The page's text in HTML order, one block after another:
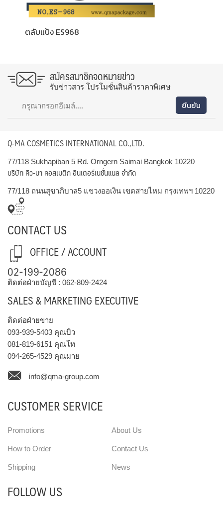
ตลับแป้ง ES968
สมัครสมาชิกจดหมายข่าว
รับข่าวสาร โปรโมชั่นสินค้าราคาพิเศษ
Q-MA COSMETICS INTERNATIONAL CO.,LTD.
77/118 Sukhapiban 5 Rd. Orngern Saimai Bangkok 10220
บริษัท คิว-มา คอสเมติก อินเตอร์เนชั่นแนล จำกัด
77/118 ถนนสุขาภิบาล5 แขวงออเงิน เขตสายไหม กรุงเทพฯ 10220
CONTACT US
OFFICE / ACCOUNT
02-199-2086
ติดต่อฝ่ายบัญชี : 062-809-2424
SALES & MARKETING EXECUTIVE
ติดต่อฝ่ายขาย
093-939-5403 คุณบิว
081-819-6151 คุณโท
094-265-4529 คุณมาย
info@qma-group.com
CUSTOMER SERVICE
Promotions
How to Order
Shipping
About Us
Contact Us
News
FOLLOW US